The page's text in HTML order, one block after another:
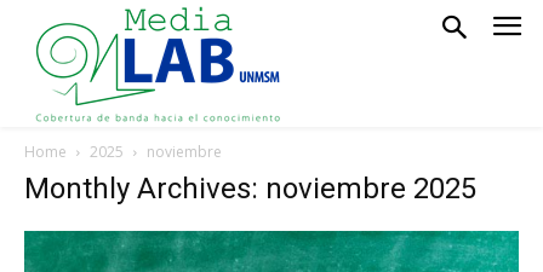
Home 2025 noviembre
Monthly Archives: noviembre 2025